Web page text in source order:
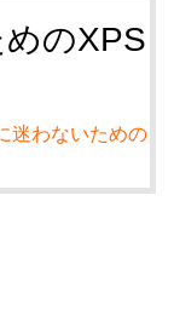
のXPS
迷わないための